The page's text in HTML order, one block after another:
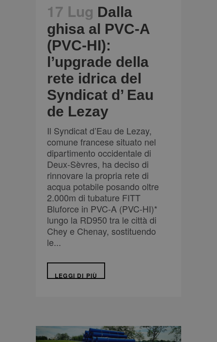
17 Lug Dalla
ghisa al PVC-A
(PVC-HI):
l’upgrade della
rete idrica del
Syndicat d’ Eau
de Lezay
Il Syndicat d’Eau de Lezay,
comune francese situato nel
dipartimento occidentale di
Deux-Sèvres, ha deciso di
rinnovare la propria rete di
acqua potabile posando oltre
2.000m di tubature FITT
Bluforce in PVC-A (PVC-HI)*
lungo la RD950 tra le città di
Chey e Chenay, sostituendo
le...
LEGGI DI PIÙ